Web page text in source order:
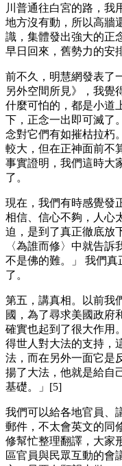
川普通往白宮的路，我
地方沒有動，所以高牆
識，集體發出強大的正
早日回來，舊勢力的安
前不久，明慧網發表了
另外空間所見》，我覺
什麼可怕的，都是小道
下，正念一出即可滅了
念對它們有如摧枯拉朽
較大，但在正神面前不
事實證明，我們這時大
了。
現在，我們有時感覺發
相信、信心不夠，人心
迫，是到了真正徹底放
〈為誰而修〉中就告
不是佛的難。」 我們
了。
第五，講真相。以前我
國，為了尋求美國政府
確實也起到了很大作用
得世人對大法的支持，
法，而在另外一面它是
揚了大法，他就是給自
基礎。」[5]
我們可以給各地官員、
郵件，不太會英文的同
修幫忙整理翻譯，大家
區官員與民眾互動的會